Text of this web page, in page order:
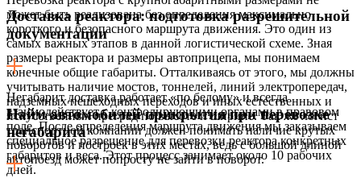
может быть реализована без определения максимально
короткого и безопасного маршрута движения. Это один из
самых важных этапов в данной логистической схеме. Зная
размеры реактора и размеры автоприцепа, мы понимаем
конечные общие габариты. Отталкиваясь от этого, мы должны
учитывать наличие мостов, тоннелей, линий электропередач,
надземных пешеходных переходов и иных естественных и
искусственных преград по высоте и ширине. Так же логист
транспортной компании должен понимать наличие крутых
поворотов и построек в этих местах, ведь с большой длиной
автопоезд может попросту не зайти в поворот.
Доставка реактора: подготовка разрешительной
документации
Негабарит доставка работает «по белому» и всегда
взаимодействует с контролирующими органами в правовом
поле. После определения маршрута движения мы заказываем
специальное разрешение для перевозки реактора конкретных
габаритов и веса. Этот процесс занимает около 10 рабочих
дней.
Найм автомобилей прикрытия при перевозке
негабарита